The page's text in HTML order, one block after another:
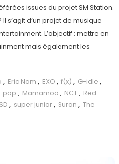
issues du projet SM Station.
s’agit d’un projet de musique
L’objectif : mettre en
mais également les
, Eric Nam , EXO , f(x) , G-idle ,
pop , Mamamoo , NCT, Red
, super junior, Suran , The